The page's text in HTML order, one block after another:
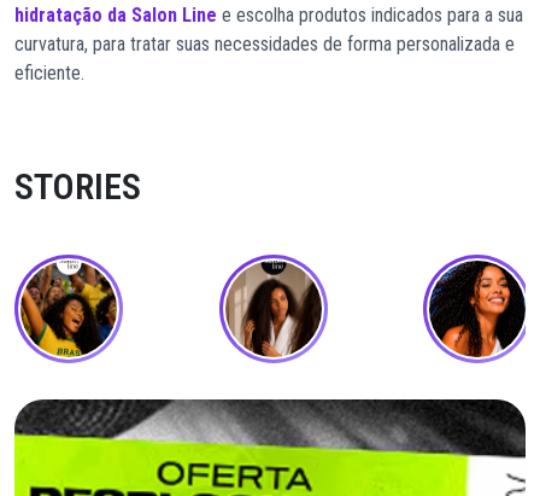
hidratação da Salon Line e escolha produtos indicados para a sua
curvatura, para tratar suas necessidades de forma personalizada e
eficiente.
STORIES